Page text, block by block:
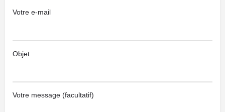
Votre e-mail
Objet
Votre message (facultatif)